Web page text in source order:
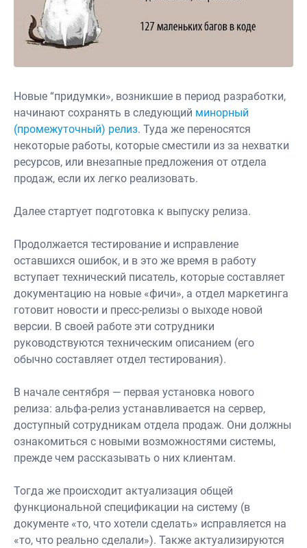
Новые “придумки», возникшие в период разработки,
начинают сохранять в следующий минорный
(промежуточный) релиз. Туда же переносятся
некоторые работы, которые сместили из за нехватки
ресурсов, или внезапные предложения от отдела
продаж, если их легко реализовать.
Далее стартует подготовка к выпуску релиза.
Продолжается тестирование и исправление
оставшихся ошибок, и в это же время в работу
вступает технический писатель, которые составляет
документацию на новые «фичи», а отдел маркетинга
готовит новости и пресс-релизы о выходе новой
версии. В своей работе эти сотрудники
руководствуются техническим описанием (его
обычно составляет отдел тестирования).
В начале сентября — первая установка нового
релиза: альфа-релиз устанавливается на сервер,
доступный сотрудникам отдела продаж. Они должны
ознакомиться с новыми возможностями системы,
прежде чем рассказывать о них клиентам.
Тогда же происходит актуализация общей
функциональной спецификации на систему (в
документе «то, что хотели сделать» исправляется на
«то, что реально сделали»). Также актуализируются